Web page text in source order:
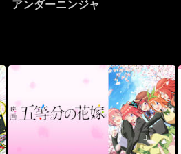
アンダーニンジャ